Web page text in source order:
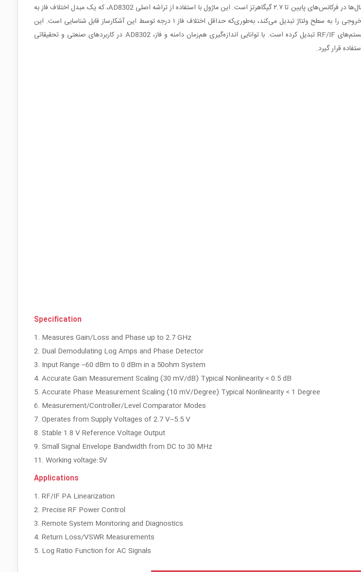
ماژول تشخیص بهره و اتلاف AD8302 یک ابزار کاربردی برای اندازه‌گیری اختلاف فاز و دامنه سیگنال‌ها در فرکانس‌های پایین تا ۲.۷ گیگاهرتز است. این ماژول با استفاده از تراشه اصلی AD8302، که یک مبدل اختلاف فاز به
ولتاژ است، عمل می‌کند. کارکرد آن به این صورت است که اختلاف فاز بین سیگنال‌های ورودی و خروجی را به سطح ولتاژ تبدیل می‌کند، به‌طوری‌که حداقل اختلاف فاز ۱ درجه توسط این آشکارساز قابل شناسایی است. این
ویژگی‌ها آن را به ابزاری مناسب برای کنترل دقت قدرت RF، اندازه‌گیری VSWR و نظارت بر سیستم‌های RF/IF تبدیل کرده است. با توانایی اندازه‌گیری هم‌زمان دامنه و فاز، AD8302 در کاربردهای صنعتی و تحقیقاتی
قرار گیرد.
Specification
1. Measures Gain/Loss and Phase up to 2.7 GHz
2. Dual Demodulating Log Amps and Phase Detector
3. Input Range –60 dBm to 0 dBm in a 50ohm System
4. Accurate Gain Measurement Scaling (30 mV/dB) Typical Nonlinearity < 0.5 dB
5. Accurate Phase Measurement Scaling (10 mV/Degree) Typical Nonlinearity < 1 Degree
6. Measurement/Controller/Level Comparator Modes
7. Operates from Supply Voltages of 2.7 V–5.5 V
8. Stable 1.8 V Reference Voltage Output
9. Small Signal Envelope Bandwidth from DC to 30 MHz
11. Working voltage:5V
Applications
1. RF/IF PA Linearization
2. Precise RF Power Control
3. Remote System Monitoring and Diagnostics
4. Return Loss/VSWR Measurements
5. Log Ratio Function for AC Signals